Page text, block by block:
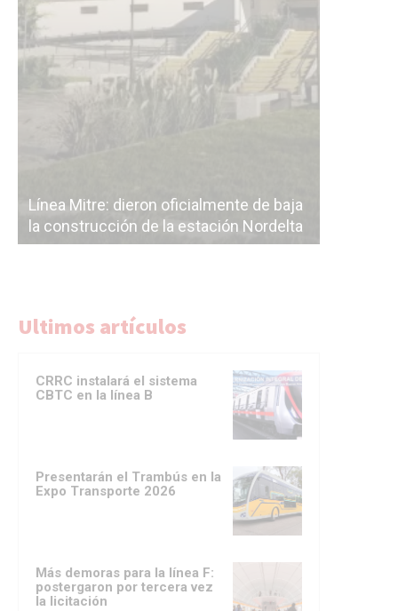
Línea Mitre: dieron oficialmente de baja
la construcción de la estación Nordelta
Ultimos artículos
CRRC instalará el sistema
CBTC en la línea B
Presentarán el Trambús en la
Expo Transporte 2026
Más demoras para la línea F:
postergaron por tercera vez
la licitación